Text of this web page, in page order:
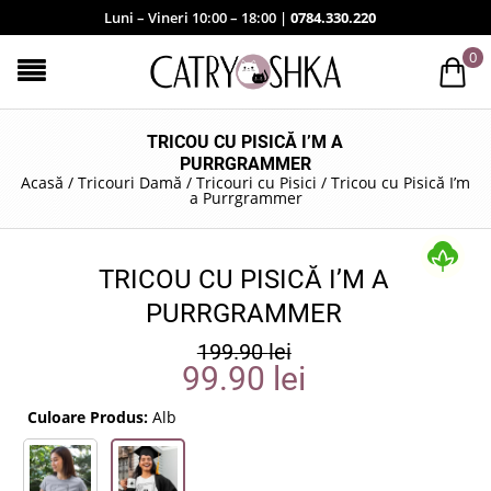
Luni – Vineri 10:00 – 18:00 | 0784.330.220
0
TRICOU CU PISICĂ I’M A
PURRGRAMMER
Acasă / Tricouri Damă / Tricouri cu Pisici / Tricou cu Pisică I’m
a Purrgrammer
TRICOU CU PISICĂ I’M A
PURRGRAMMER
199.90lei
99.90 lei
Culoare Produs: Alb